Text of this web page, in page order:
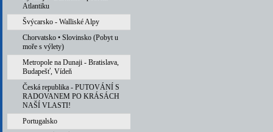
Atlantiku
Švýcarsko - Walliské Alpy
Chorvatsko • Slovinsko (Pobyt u
moře s výlety)
Metropole na Dunaji - Bratislava,
Budapešť, Vídeň
Česká republika - PUTOVÁNÍ S
RADOVANEM PO KRÁSÁCH
NAŠÍ VLASTI!
Portugalsko